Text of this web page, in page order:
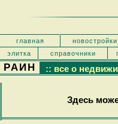
главная новостройки
элитка
справочники
РАИН :: все о
Здесь